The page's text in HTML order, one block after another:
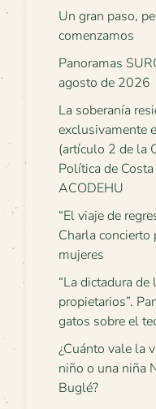
Un gran paso,
comenzamos
Panoramas
agosto de 2026
La soberanía
exclusivamente
(artículo 2 de la
Política de
ACODEHU
“El viaje de
Charla concierto
mujeres
“La dictadura de
propietarios”.
gatos sobre el
¿Cuánto vale la
niño o una niña
Buglé?